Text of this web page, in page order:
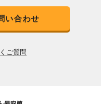
い合わせ
ご質問